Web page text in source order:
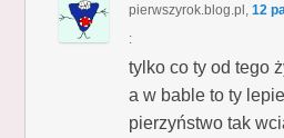
pierwszyrok.blog.pl ,12
:
tylko co ty od tego
a w bable to ty
pierzyństwo tak